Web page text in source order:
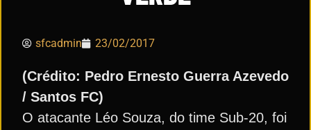
sfcadmin 23/02/2017
(Crédito: Pedro Ernesto Guerra Azevedo
/ Santos FC)
O atacante Léo Souza, do time Sub-20, foi